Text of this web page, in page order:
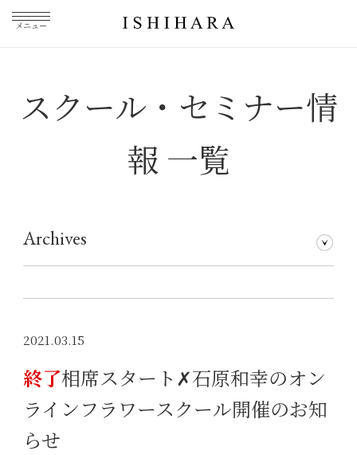
メニュー
スクール・セミナー情
報 一覧
2021.03.15
終了相席スタート✗石原和幸のオン
ラインフラワースクール開催のお知
らせ
Archives